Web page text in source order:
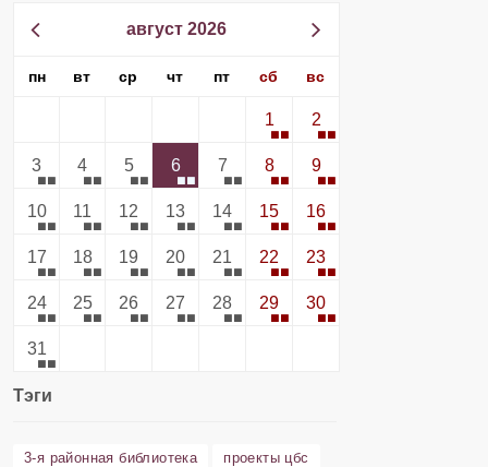
август 2026
пн вт ср чт пт сб вс
1 2
3 4 5 6 7 8 9
10 11 12 13 14 15 16
17 18 19 20 21 22 23
24 25 26 27 28 29 30
31
Тэги
3-я районная библиотека
проекты цбс